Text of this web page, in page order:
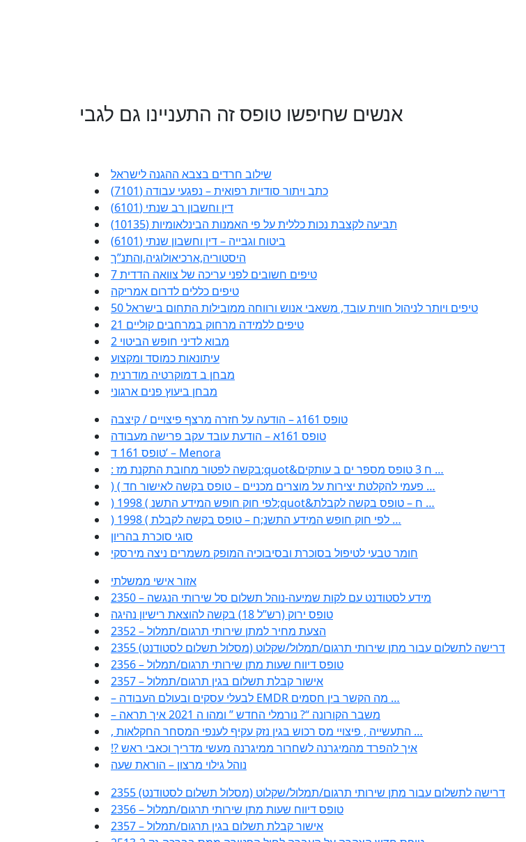
אנשים שחיפשו טופס זה התעניינו גם לגבי
שילוב חרדים בצבא ההגנה לישראל
כתב ויתור סודיות רפואית – נפגעי עבודה (7101)
דין וחשבון רב שנתי (6101)
תביעה לקצבת נכות כללית על פי האמנות הבינלאומיות (10135)
ביטוח וגבייה – דין וחשבון שנתי (6101)
היסטוריה,ארכיאולוגיה,והתנ”ך
7 טיפים חשובים לפני עריכה של צוואה הדדית
טיפים כללים לדרום אמריקה
50 טיפים ויותר לניהול חווית עובד, משאבי אנוש ורווחה ממובילות התחום בישראל
21 טיפים ללמידה מרחוק במרחבים קוליים
מבוא לדיני חופש הביטוי 2
עיתונאות כמוסד ומקצוע
מבחן ב דמוקרטיה מודרנית
מבחן ביעוץ פנים ארגוני
טופס 161ג – הודעה על חזרה מרצף פיצויים / קיצבה
טופס 161א – הודעת עובד עקב פרישה מעבודה
טופס 161 ד’ – Menora
: בקשה לפטור מחובת התקנת מז;quot&ח 3 טופס מספר ים ב עותקים …
) ( פעמי להקלטת יצירות על מוצרים מכניים – טופס בקשה לאישור חד …
) 1998 ( לפי חוק חופש המידע התשנ;quot&ח – טופס בקשה לקבלת …
) 1998 ( לפי חוק חופש המידע התשנ;ח – טופס בקשה לקבלת …
סוגי סוכרת בהריון
חומר טבעי לטיפול בסוכרת ובסיבוכיה המופק משמרים ניצה מירסקי
אזור אישי ממשלתי
2350 – מידע לסטודנט עם לקות שמיעה-נוהל תשלום סל שירותי הנגשה
טופס ירוק (רש”ל 18) בקשה להוצאת רישיון נהיגה
2352 – הצעת מחיר למתן שירותי תרגום/תמלול
2355 דרישה לתשלום עבור מתן שירותי תרגום/תמלול/שקלוט (מסלול תשלום לסטודנט)
2356 – טופס דיווח שעות מתן שירותי תרגום/תמלול
2357 – אישור קבלת תשלום בגין תרגום/תמלול
– לבעלי עסקים ובעולם העבודה EMDR מה הקשר בין חסמים …
– משבר הקורונה “? נורמלי החדש ” ומהו ה 2021 איך תראה
, התעשייה , פיצויי מס רכוש בגין נזק עקיף לענפי המסחר החקלאות …
!? איך להפרד מהמיגרנה לשחרור ממיגרנה מעשי מדריך וכאבי ראש
נוהל גילוי מרצון – הוראת שעה
2355 דרישה לתשלום עבור מתן שירותי תרגום/תמלול/שקלוט (מסלול תשלום לסטודנט)
2356 – טופס דיווח שעות מתן שירותי תרגום/תמלול
2357 – אישור קבלת תשלום בגין תרגום/תמלול